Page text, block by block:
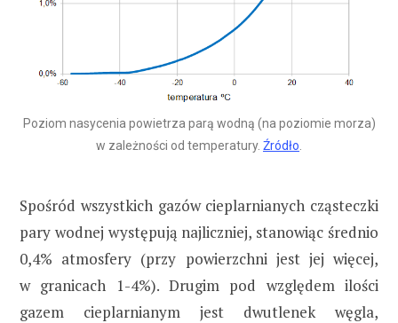
Poziom nasycenia powietrza parą wodną (na poziomie morza)
w zależności od temperatury. Źródło
Spośród wszystkich gazów cieplarnianych cząsteczki
pary wodnej występują najliczniej, stanowiąc średnio
0,4% atmosfery (przy powierzchni jest jej więcej,
w granicach 1-4%). Drugim pod względem ilości
gazem cieplarnianym jest dwutlenek węgla,